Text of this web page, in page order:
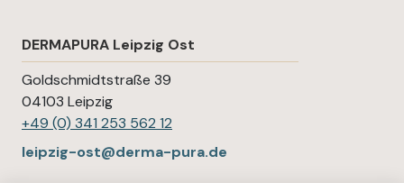
DERMAPURA Leipzig Ost
Goldschmidtstraße 39
04103 Leipzig
+49 (0) 341 253 562 12
leipzig-ost@derma-pura.de